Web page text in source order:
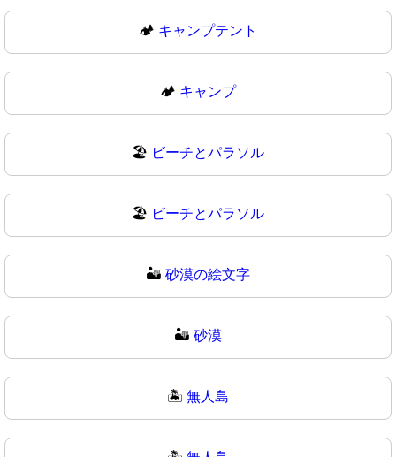
🏕️ キャンプテント
🏕 キャンプ
🏖️ ビーチとパラソル
🏖 ビーチとパラソル
🏜️ 砂漠の絵文字
🏜 砂漠
🏝️ 無人島